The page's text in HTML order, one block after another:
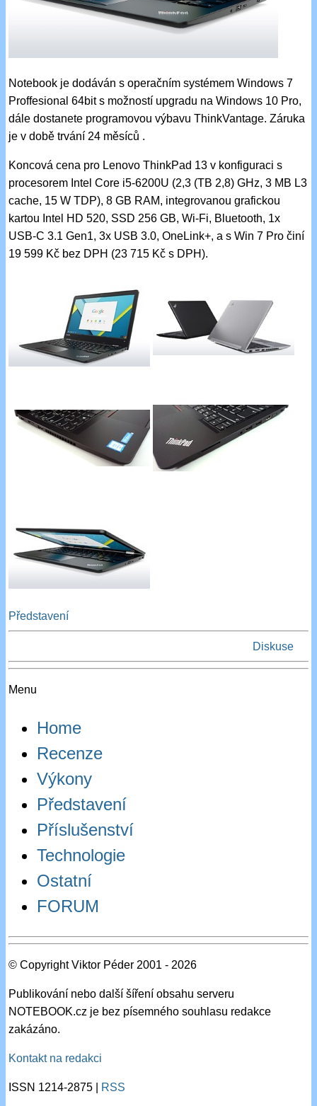
Notebook je dodáván s operačním systémem Windows 7
Proffesional 64bit s možností upgradu na Windows 10 Pro,
dále dostanete programovou výbavu ThinkVantage. Záruka
je v době trvání 24 měsíců .
Koncová cena pro Lenovo ThinkPad 13 v konfiguraci s
procesorem Intel Core i5-6200U (2,3 (TB 2,8) GHz, 3 MB L3
cache, 15 W TDP), 8 GB RAM, integrovanou grafickou
kartou Intel HD 520, SSD 256 GB, Wi-Fi, Bluetooth, 1x
USB-C 3.1 Gen1, 3x USB 3.0, OneLink+, a s Win 7 Pro činí
19 599 Kč bez DPH (23 715 Kč s DPH).
Představení
Diskuse
Menu
Home
Recenze
Výkony
Představení
Příslušenství
Technologie
Ostatní
FORUM
© Copyright Viktor Péder 2001 - 2026
Publikování nebo další šíření obsahu serveru
NOTEBOOK.cz je bez písemného souhlasu redakce
zakázáno.
Kontakt na redakci
ISSN 1214-2875 | RSS